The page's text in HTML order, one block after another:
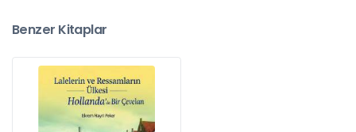
Benzer Kitaplar